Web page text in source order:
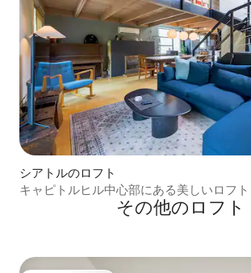
シアトルのロフト
キャピトルヒル中心部にある美しいロフト
その他のロフト